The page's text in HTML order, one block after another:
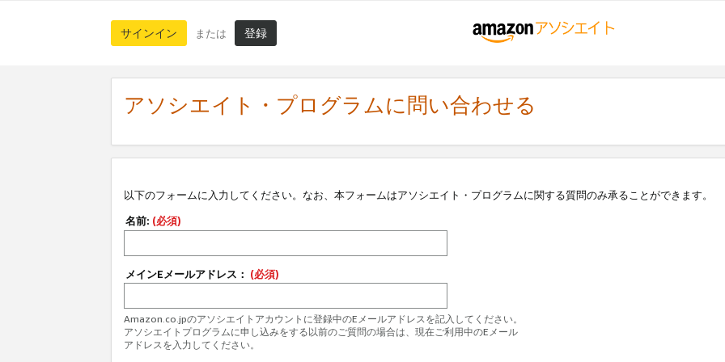
サインイン または 登録
アソシエイト・プログラムに問い合わせる
以下のフォームに入力してください。なお、本フォームはアソシエイト・プログラムに関する質問のみ承ることができます。
名前: (必須)
メインEメールアドレス： (必須)
Amazon.co.jpのアソシエイトアカウントに登録中のEメールアドレスを記入してください。
アソシエイトプログラムに申し込みをする以前のご質問の場合は、現在ご利用中のEメール
アドレスを入力してください。